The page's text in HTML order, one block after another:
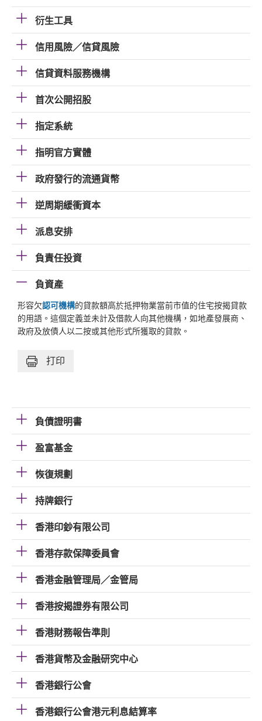
衍生工具
信用風險／信貸風險
信貸資料服務機構
首次公開招股
指定系統
指明官方實體
政府發行的流通貨幣
逆周期緩衝資本
派息安排
負責任投資
負資產
形容欠認可機構的貸款額高於抵押物業當前市值的住宅按揭貸款
的用語。這個定義並未計及借款人向其他機構，如地產發展商、
政府及放債人以二按或其他形式所獲取的貸款。
打印
負債證明書
盈富基金
恢復規劃
持牌銀行
香港印鈔有限公司
香港存款保障委員會
香港金融管理局／金管局
香港按揭證券有限公司
香港財務報告準則
香港貨幣及金融研究中心
香港銀行公會
香港銀行公會港元利息結算率